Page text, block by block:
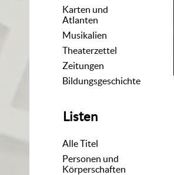
Karten und
Atlanten
Musikalien
Theaterzettel
Zeitungen
Bildungsgeschichte
Listen
Alle Titel
Personen und
Körperschaften